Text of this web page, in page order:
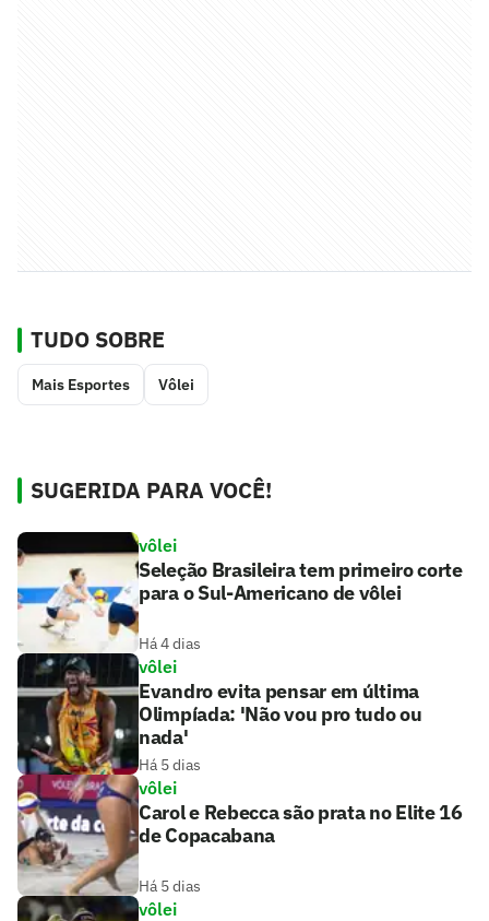
TUDO SOBRE
Mais Esportes Vôlei
SUGERIDA PARA VOCÊ!
vôlei
Seleção Brasileira tem primeiro corte
para o Sul-Americano de vôlei
Há 4 dias
vôlei
Evandro evita pensar em última
Olimpíada: 'Não vou pro tudo ou
nada'
Há 5 dias
vôlei
Carol e Rebecca são prata no Elite 16
de Copacabana
Há 5 dias
vôlei